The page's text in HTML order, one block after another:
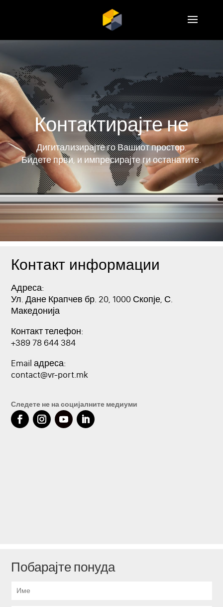
Контактирајте не
Дигитализирајте го Вашиот простор.
Бидете први, и импресирајте ги останатите.
Контакт информации
Адреса:
Ул. Дане Крапчев бр. 20, 1000 Скопје, С.
Македонија
Контакт телефон:
+389 78 644 384
Email адреса:
contact@vr-port.mk
Следете не на социјалните медиуми
Побарајте понуда